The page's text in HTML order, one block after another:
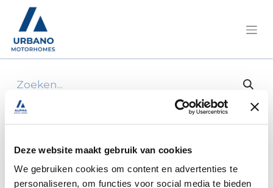
Deze website maakt gebruik van cookies
We gebruiken cookies om content en advertenties te
personaliseren, om functies voor social media te bieden
Alle producten 2*katoog wit 105*54